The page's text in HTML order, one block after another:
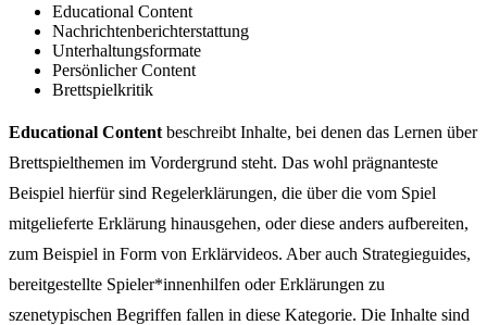
Educational Content
Nachrichtenberichterstattung
Unterhaltungsformate
Persönlicher Content
Brettspielkritik
Educational Content beschreibt Inhalte, bei denen das Lernen über
Brettspielthemen im Vordergrund steht. Das wohl prägnanteste
Beispiel hierfür sind Regelerklärungen, die über die vom Spiel
mitgelieferte Erklärung hinausgehen, oder diese anders aufbereiten,
zum Beispiel in Form von Erklärvideos. Aber auch Strategieguides,
bereitgestellte Spieler*innenhilfen oder Erklärungen zu
szenetypischen Begriffen fallen in diese Kategorie. Die Inhalte sind